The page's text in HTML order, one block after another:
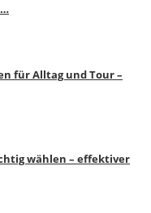
für Alltag und Tour –
wählen – effektiver